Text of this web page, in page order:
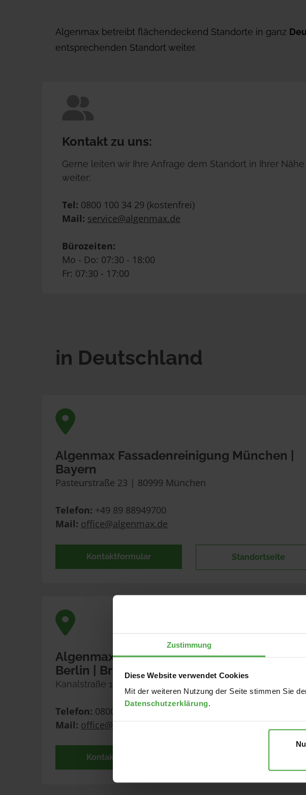
Zustimmung
Diese Website verwendet Cookies
Mit der weiteren Nutzung der Seite stimmen Sie
Datenschutzerklärung.
Algenmax betreibt flächendeckend Standorte in ganz
entsprechenden Standort weiter.
Kontakt zu uns:
Gerne leiten wir Ihre Anfrage dem Standort in Ihrer Nähe
weiter:
Tel: 0800 100 34 29 (kostenfrei)
Mail: service@algenmax.de
Bürozeiten:
Mo - Do: 07:30 - 18:00
Fr: 07:30 - 17:00
in Deutschland
Algenmax Fassadenreinigung München |
Bayern
Pasteurstraße 23 | 80999 München
Telefon: +49 89 88949700
Mail: office@algenmax.de
Kontaktformular Standortseite
Algenmax Fassadenreinigung
Berlin | Brandenburg
Kanalstraße 17 | 16727 Velten
Telefon: 0800 1003429
Mail: office@algenmax.de
Kontaktformular